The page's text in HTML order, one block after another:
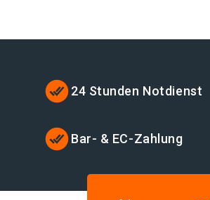
24 Stunden Notdienst
Bar- & EC-Zahlung